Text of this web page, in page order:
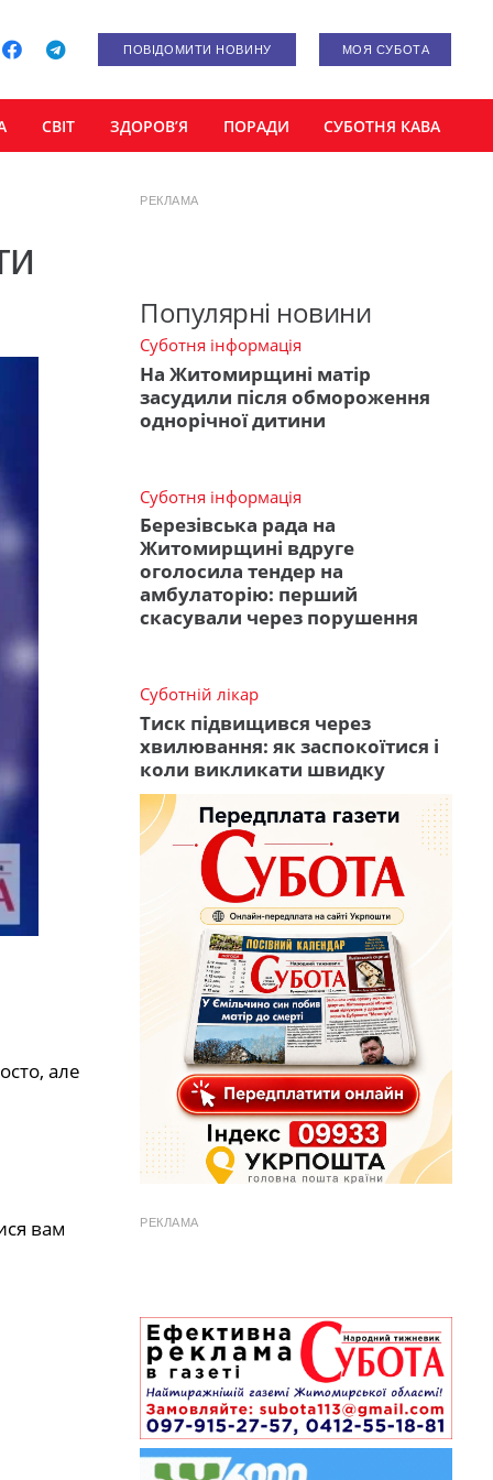
ПОВІДОМИТИ НОВИНУ МОЯ СУБОТА
СВІТ ЗДОРОВ’Я ПОРАДИ СУБОТНЯ КАВА
але
вам
РЕКЛАМА
Популярні новини
Суботня інформація
На Житомирщині матір
засудили після обмороження
однорічної дитини
Суботня інформація
Березівська рада на
Житомирщині вдруге
оголосила тендер на
амбулаторію: перший
скасували через порушення
Суботній лікар
Тиск підвищився через
хвилювання: як заспокоїтися і
коли викликати швидку
РЕКЛАМА